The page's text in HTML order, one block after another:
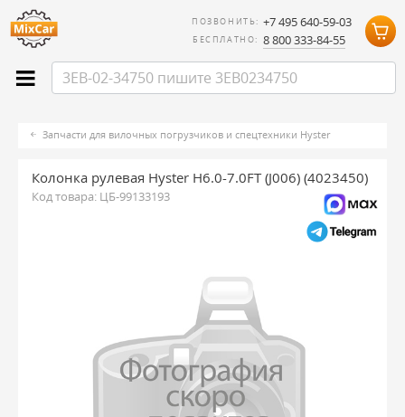
ПОЗВОНИТЬ: +7 495 640-59-03
БЕСПЛАТНО: 8 800 333-84-55
Запчасти для вилочных погрузчиков и спецтехники Hyster
Колонка рулевая Hyster H6.0-7.0FT (J006) (4023450)
Код товара: ЦБ-99133193